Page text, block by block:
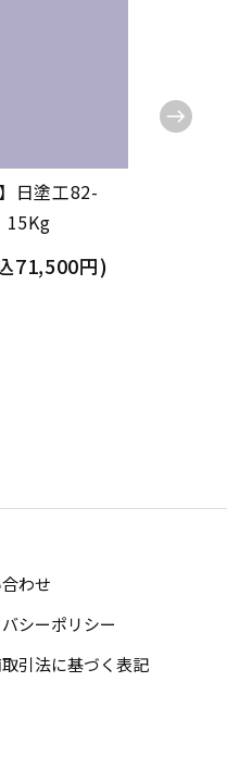
日塗工82-
15Kg
71,500円)
わせ
シーポリシー
引法に基づく表記